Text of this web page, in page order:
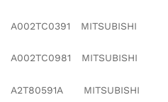
A002TC0391 MITSUBISHI
A002TC0981 MITSUBISHI
A2T80591A MITSUBISHI